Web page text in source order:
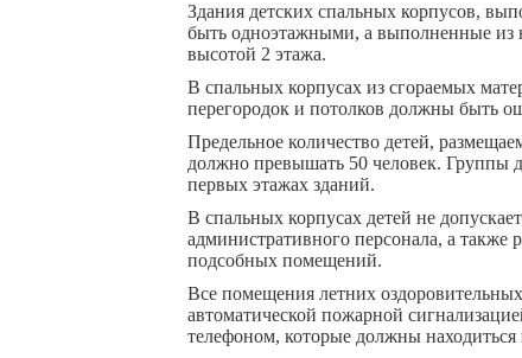
Здания детских спальных корпусов,
быть одноэтажными, а выполненные из
высотой 2 этажа.
В спальных корпусах из сгораемых
перегородок и потолков должны быть
Предельное количество детей,
должно превышать 50 человек. Группы
первых этажах зданий.
В спальных корпусах детей не
административного персонала, а также
подсобных помещений.
Все помещения летних
автоматической пожарной
телефоном, которые должны